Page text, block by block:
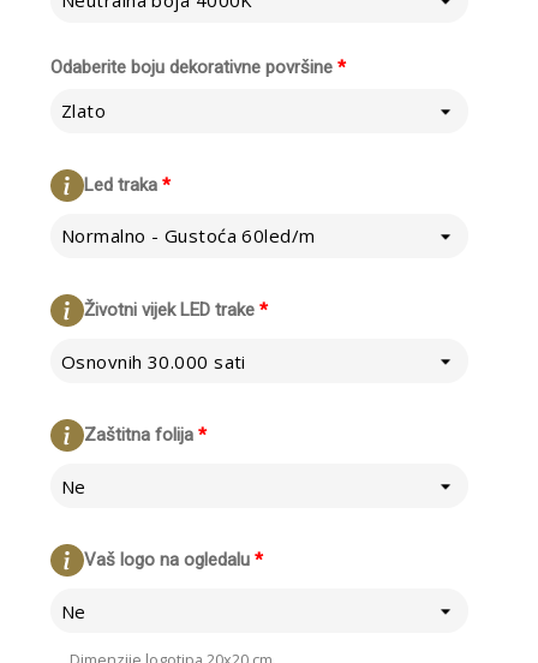
*
Odaberite boju dekorativne površine
Zlato
*
Led traka
Normalno - Gustoća 60led/m
*
Životni vijek LED trake
Osnovnih 30.000 sati
*
Zaštitna folija
Ne
*
Vaš logo na ogledalu
Ne